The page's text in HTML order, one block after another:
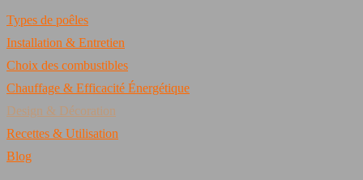
Types de poêles
Installation & Entretien
Choix des combustibles
Chauffage & Efficacité Énergétique
Design & Décoration
Recettes & Utilisation
Blog